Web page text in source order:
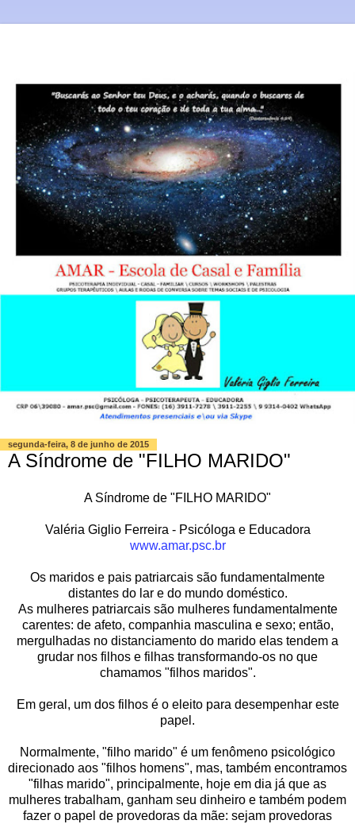
segunda-feira, 8 de junho de 2015
A Síndrome de "FILHO MARIDO"
A Síndrome de "FILHO MARIDO"
Valéria Giglio Ferreira - Psicóloga e Educadora
www.amar.psc.br
Os maridos e pais patriarcais são fundamentalmente
distantes do lar e do mundo doméstico.
As mulheres patriarcais são mulheres fundamentalmente
carentes: de afeto, companhia masculina e sexo; então,
mergulhadas no distanciamento do marido elas tendem a
grudar nos filhos e filhas transformando-os no que
chamamos "filhos maridos".
Em geral, um dos filhos é o eleito para desempenhar este
papel.
Normalmente, "filho marido" é um fenômeno psicológico
direcionado aos "filhos homens", mas, também encontramos
"filhas marido", principalmente, hoje em dia já que as
mulheres trabalham, ganham seu dinheiro e também podem
fazer o papel de provedoras da mãe: sejam provedoras